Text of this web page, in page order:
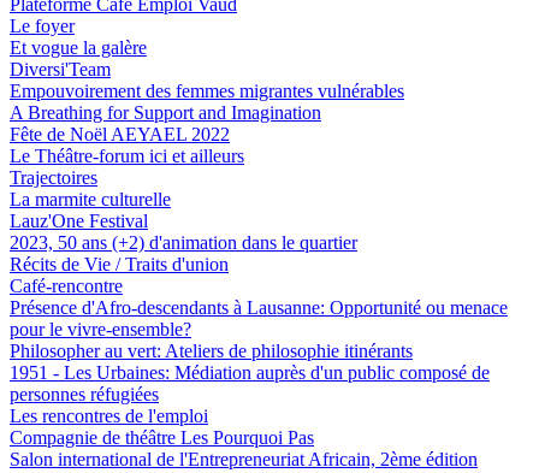
Plateforme Café Emploi Vaud
Le foyer
Et vogue la galère
Diversi'Team
Empouvoirement des femmes migrantes vulnérables
A Breathing for Support and Imagination
Fête de Noël AEYAEL 2022
Le Théâtre-forum ici et ailleurs
Trajectoires
La marmite culturelle
Lauz'One Festival
2023, 50 ans (+2) d'animation dans le quartier
Récits de Vie / Traits d'union
Café-rencontre
Présence d'Afro-descendants à Lausanne: Opportunité ou menace
pour le vivre-ensemble?
Philosopher au vert: Ateliers de philosophie itinérants
1951 - Les Urbaines: Médiation auprès d'un public composé de
personnes réfugiées
Les rencontres de l'emploi
Compagnie de théâtre Les Pourquoi Pas
Salon international de l'Entrepreneuriat Africain, 2ème édition